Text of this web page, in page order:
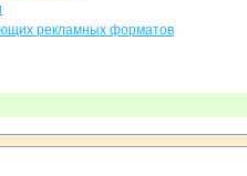
рекламных форматов